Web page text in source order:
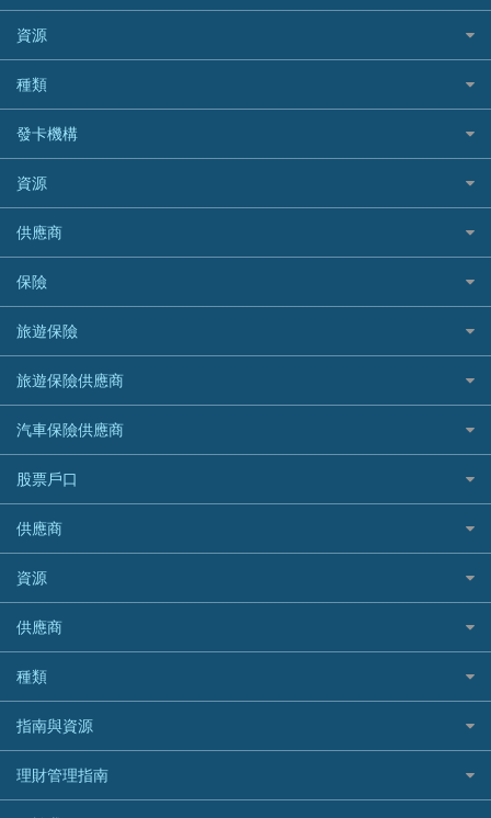
稅季/稅務貸款
網上貸款
結餘轉戶(清卡數貸款)
銀行貸款
財務公司貸款
免入息貸款
免TU貸款
急借錢
緊急貸款比較
最佳小額貸款比較
易批必批貸款
24小時貸款
最佳循環貸款
BEA 東亞銀行
BOC 中國銀行
Cashing Pro 優尚信貸
CCB(Asia) 中國建設銀行 (亞洲)
Citibank 花旗銀行
CNCBI 信銀國際
CreFIT 維信
DBS 星展銀行
DSB 大新銀行
HSBC 滙豐銀行貸款
K Cash 貸款
Mox 銀行
National Resources 中潤物業按揭
OCBC 華僑銀行
PrimeCredit 安信信貸
Promise 邦民日本財務
Rabbit Credit月兔信貸
Standard Chartered 渣打銀行
UA 亞洲聯合財務
WeLab Bank
WeLend 貸款
資源
如何申請個人貸款
如何管理個人貸款
個人貸款有用資訊
清卡數貸款教學
循環貸款教學
個人化貸款產品推介 🔥全新
債務重組一覽
供樓利息扣稅
最佳貸款app
種類
網購優惠
精選外幣網購信用卡
尊尚信用卡
公司信用卡
電子錢包信用卡
日本遊信用卡攻略
韓國遊信用卡攻略
台灣遊信用卡攻略
機場貴賓室信用卡
銀聯信用卡
高獎賞信用卡推薦
酒店信用卡
發卡機構
Citibank花旗銀行
AE美國運通
DBS星展銀行
HSBC滙豐銀行
Mox
信銀國際
大新銀行
恒生銀行
Standard Chartered渣打銀行
東亞銀行
SIM
Airwallex信用卡
資源
Black Friday優惠
淘寶付款方式
一田購物優惠日
SOGO感謝祭
HKTVmall優惠碼
交稅優惠
酒店優惠碼
機票優惠碼
供應商
八達通自動增值信用卡
保險
旅遊保險
汽車保險
家居保險
家傭保險
寵物保險
定期人壽保險
危疾保險
年金資訊
樓宇火險
旅遊保險
日本旅遊保險及資訊
泰國旅遊保險及資訊
台灣旅遊保險及資訊
韓國旅遊保險及資訊
歐洲旅遊保險及資訊
越南旅遊保險及資訊
澳洲旅遊保險及資訊
長者嘆世界
家庭親子遊
自駕遊比較
相機有得保
專為孕婦設計的最佳旅遊保險
旅遊保險供應商
AXA 安盛
AIG 美亞
Allianz 安聯
Allied World 世聯
Avo
中國銀行
Bolttech 保特
Blue Cross 藍十字
中國平安
HSBC滙豐銀行
MSIG 三井住友
汽車保險供應商
大新汽車保險
中銀汽車保險
Allianz安聯汽車保險
bolttech保障汽車保險
Zurich蘇黎世汽車保險
QBE昆士蘭汽車保險
平安汽車保險
股票戶口
富途證券
IB盈透證券
老虎證券
uSMART 盈立證券
華盛証券
長橋證券
WeBull微牛證券
漲樂全球通｜華泰國際
OSL
供應商
富途牛牛好唔好？
Webull微牛證券好唔好？
Longbridge長橋證券好唔好？
老虎證券好唔好？
華盛証券好唔好？
漲樂全球通好唔好？
IB盈透證券好唔好？
盈立證券 uSMART 好唔好？
資源
股票戶口開戶
證券行邊間好？
港股5隻高息ETF精選
什麼是ETF？
香港30大高息股排行
黃金ETF懶人包
最值得注意的比特幣ETF
供應商
銀行戶口比較
尊尚銀行戶口
Citi Plus
中信銀行inMotion
Airwallex銀行
種類
定期存款
港元定存
人民幣定存
指南與資源
理財資訊
識慳識賺
理財管理指南